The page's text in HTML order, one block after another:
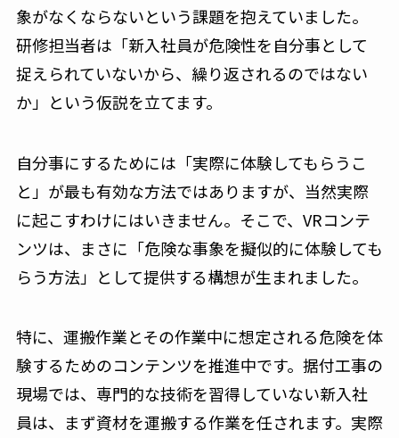
象がなくならないという課題を抱えていました。
研修担当者は「新入社員が危険性を自分事として
捉えられていないから、繰り返されるのではない
か」という仮説を立てます。
自分事にするためには「実際に体験してもらうこ
と」が最も有効な方法ではありますが、当然実際
に起こすわけにはいきません。そこで、VRコンテ
ンツは、まさに「危険な事象を擬似的に体験しても
らう方法」として提供する構想が生まれました。
特に、運搬作業とその作業中に想定される危険を体
験するためのコンテンツを推進中です。据付工事の
現場では、専門的な技術を習得していない新入社
員は、まず資材を運搬する作業を任されます。実際